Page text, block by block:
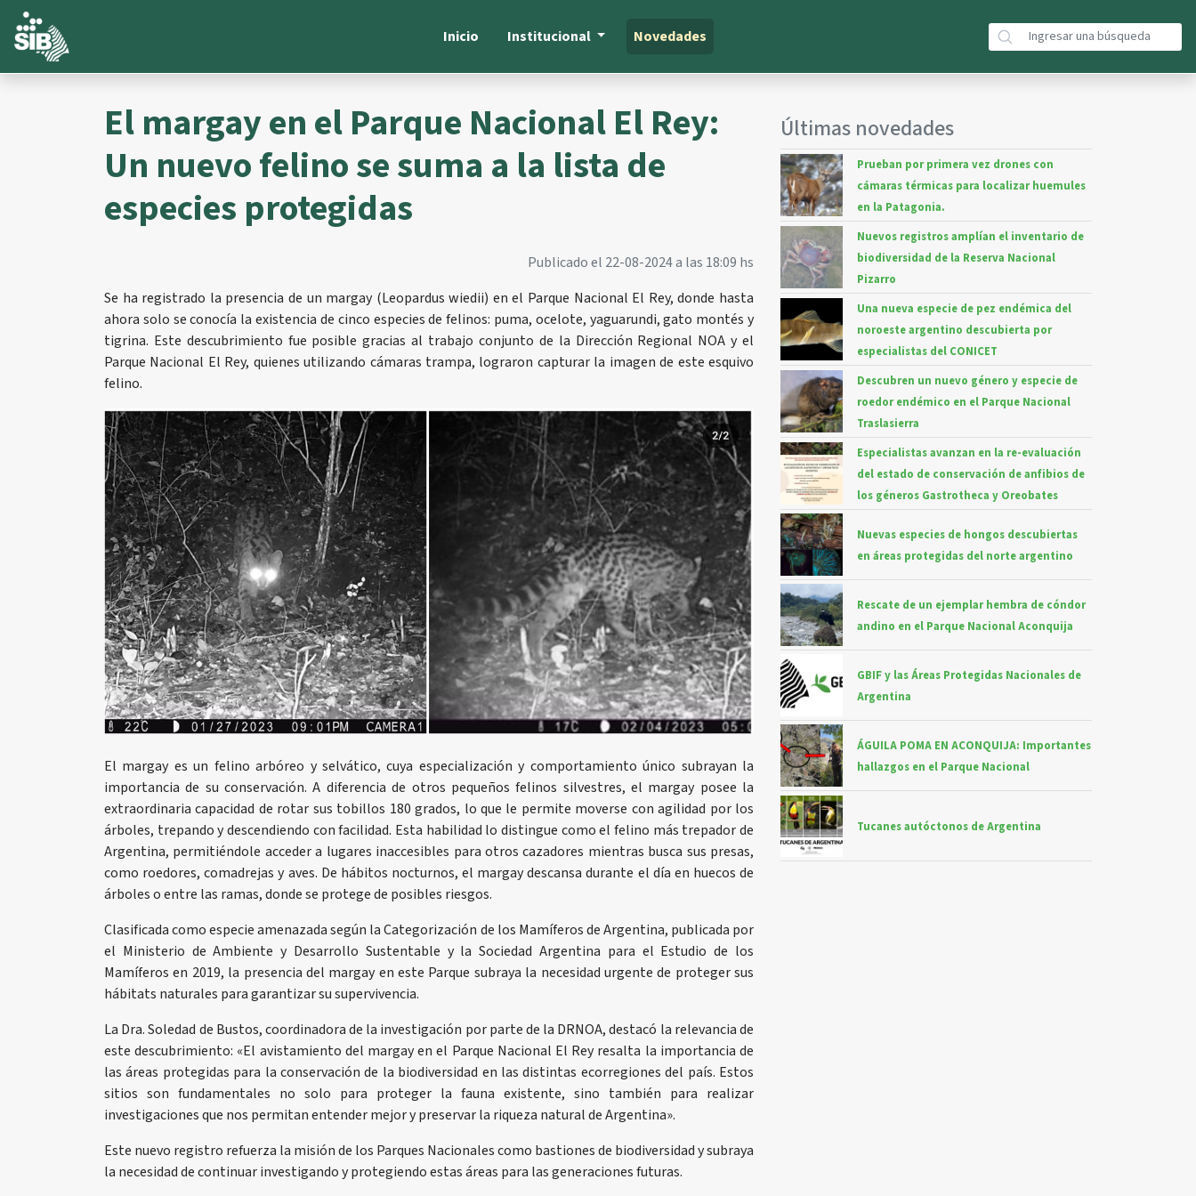
Inicio Institucional Novedades
El margay en el Parque Nacional El Rey:
Un nuevo felino se suma a la lista de
especies protegidas
Publicado el 22-08-2024 a las 18:09 hs
Se ha registrado la presencia de un margay (Leopardus wiedii) en el Parque Nacional El Rey, donde hasta
ahora solo se conocía la existencia de cinco especies de felinos: puma, ocelote, yaguarundi, gato montés y
tigrina. Este descubrimiento fue posible gracias al trabajo conjunto de la Dirección Regional NOA y el
Parque Nacional El Rey, quienes utilizando cámaras trampa, lograron capturar la imagen de este esquivo
felino.
El margay es un felino arbóreo y selvático, cuya especialización y comportamiento único subrayan la
importancia de su conservación. A diferencia de otros pequeños felinos silvestres, el margay posee la
extraordinaria capacidad de rotar sus tobillos 180 grados, lo que le permite moverse con agilidad por los
árboles, trepando y descendiendo con facilidad. Esta habilidad lo distingue como el felino más trepador de
Argentina, permitiéndole acceder a lugares inaccesibles para otros cazadores mientras busca sus presas,
como roedores, comadrejas y aves. De hábitos nocturnos, el margay descansa durante el día en huecos de
árboles o entre las ramas, donde se protege de posibles riesgos.
Clasificada como especie amenazada según la Categorización de los Mamíferos de Argentina, publicada por
el Ministerio de Ambiente y Desarrollo Sustentable y la Sociedad Argentina para el Estudio de los
Mamíferos en 2019, la presencia del margay en este Parque subraya la necesidad urgente de proteger sus
hábitats naturales para garantizar su supervivencia.
La Dra. Soledad de Bustos, coordinadora de la investigación por parte de la DRNOA, destacó la relevancia de
este descubrimiento: «El avistamiento del margay en el Parque Nacional El Rey resalta la importancia de
las áreas protegidas para la conservación de la biodiversidad en las distintas ecorregiones del país. Estos
sitios son fundamentales no solo para proteger la fauna existente, sino también para realizar
investigaciones que nos permitan entender mejor y preservar la riqueza natural de Argentina».
Este nuevo registro refuerza la misión de los Parques Nacionales como bastiones de biodiversidad y subraya
la necesidad de continuar investigando y protegiendo estas áreas para las generaciones futuras.
Últimas novedades
Prueban por primera vez drones con
cámaras térmicas para localizar huemules
en la Patagonia.
Nuevos registros amplían el inventario de
biodiversidad de la Reserva Nacional
Pizarro
Una nueva especie de pez endémica del
noroeste argentino descubierta por
especialistas del CONICET
Descubren un nuevo género y especie de
roedor endémico en el Parque Nacional
Traslasierra
Especialistas avanzan en la re-evaluación
del estado de conservación de anfibios de
los géneros Gastrotheca y Oreobates
Nuevas especies de hongos descubiertas
en áreas protegidas del norte argentino
Rescate de un ejemplar hembra de cóndor
andino en el Parque Nacional Aconquija
GBIF y las Áreas Protegidas Nacionales de
Argentina
ÁGUILA POMA EN ACONQUIJA: Importantes
hallazgos en el Parque Nacional
Tucanes autóctonos de Argentina